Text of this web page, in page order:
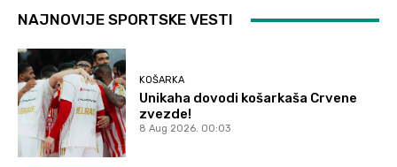
NAJNOVIJE SPORTSKE VESTI
KOŠARKA
Unikaha dovodi košarkaša Crvene
zvezde!
8 Aug 2026. 00:03